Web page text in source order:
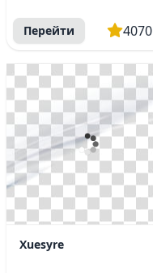
Перейти 4070
Xuesyre